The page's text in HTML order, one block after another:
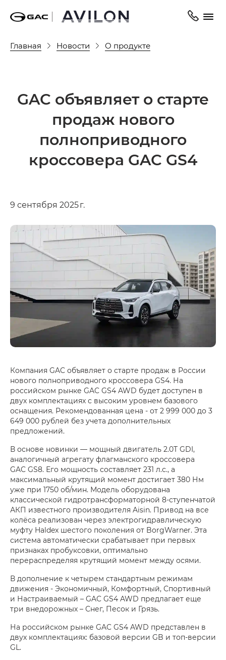
Главная Новости О продукте
GAC объявляет о старте
продаж нового
полноприводного
кроссовера GAC GS4
9 сентября 2025 г.
Компания GAC объявляет о старте продаж в России
нового полноприводного кроссовера GS4. На
российском рынке GAC GS4 AWD будет доступен в
двух комплектациях с высоким уровнем базового
оснащения. Рекомендованная цена - от 2 999 000 до 3
649 000 рублей без учета дополнительных
предложений.
В основе новинки — мощный двигатель 2.0T GDI,
аналогичный агрегату флагманского кроссовера
GAC GS8. Его мощность составляет 231 л.с., а
максимальный крутящий момент достигает 380 Нм
уже при 1750 об/мин. Модель оборудована
классической гидротрансформаторной 8-ступенчатой
АКП известного производителя Aisin. Привод на все
колёса реализован через электрогидравлическую
муфту Haldex шестого поколения от BorgWarner. Эта
система автоматически срабатывает при первых
признаках пробуксовки, оптимально
перераспределяя крутящий момент между осями.
В дополнение к четырем стандартным режимам
движения - Экономичный, Комфортный, Спортивный
и Настраиваемый – GAC GS4 AWD предлагает еще
три внедорожных – Снег, Песок и Грязь.
На российском рынке GAC GS4 AWD представлен в
двух комплектациях: базовой версии GB и топ-версии
GL.